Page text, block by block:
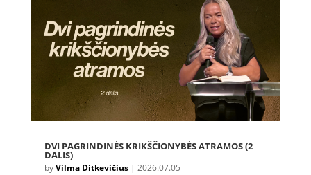
DVI PAGRINDINĖS KRIKŠČIONYBĖS ATRAMOS (2
DALIS)
byVilma Ditkevičius| 2026.07.05